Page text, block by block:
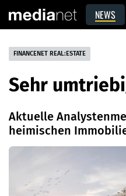
NEWS
FINANCENET REAL:ESTATE
Sehr
Aktuelle
heimischen